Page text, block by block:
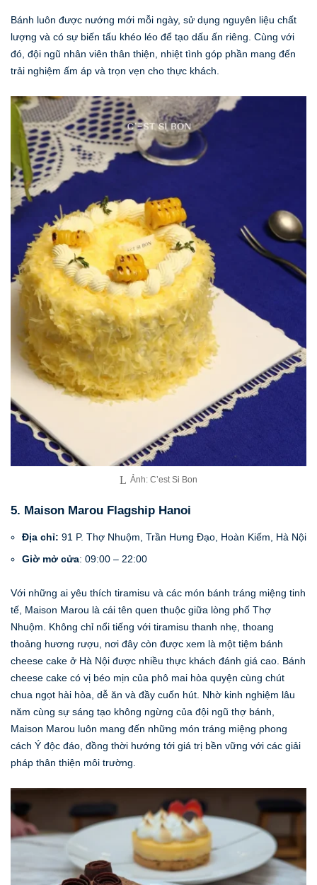
Bánh luôn được nướng mới mỗi ngày, sử dụng nguyên liệu chất
lượng và có sự biến tấu khéo léo để tạo dấu ấn riêng. Cùng với
đó, đội ngũ nhân viên thân thiện, nhiệt tình góp phần mang đến
trải nghiệm ấm áp và trọn vẹn cho thực khách.
Ảnh: C’est Si Bon
5. Maison Marou Flagship Hanoi
Địa chỉ: 91 P. Thợ Nhuộm, Trần Hưng Đạo, Hoàn Kiếm, Hà Nội
Giờ mở cửa: 09:00 – 22:00
Với những ai yêu thích tiramisu và các món bánh tráng miệng tinh
tế, Maison Marou là cái tên quen thuộc giữa lòng phố Thợ
Nhuộm. Không chỉ nổi tiếng với tiramisu thanh nhẹ, thoang
thoảng hương rượu, nơi đây còn được xem là một tiệm bánh
cheese cake ở Hà Nội được nhiều thực khách đánh giá cao. Bánh
cheese cake có vị béo mịn của phô mai hòa quyện cùng chút
chua ngọt hài hòa, dễ ăn và đầy cuốn hút. Nhờ kinh nghiệm lâu
năm cùng sự sáng tạo không ngừng của đội ngũ thợ bánh,
Maison Marou luôn mang đến những món tráng miệng phong
cách Ý độc đáo, đồng thời hướng tới giá trị bền vững với các giải
pháp thân thiện môi trường.